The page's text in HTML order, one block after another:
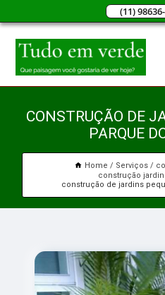
(11)
CONSTRUÇÃO DE
PARQUE
Home Serviços
construção
construção de jardins